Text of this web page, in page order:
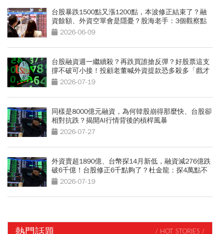
台股暴跌1500點又漲1200點，本波修正結束了？融
資餘額、外資空單會是隱憂？股海老手：3個觀察點
更重要
2026-06-09
台股融資週一繼續殺？再跌買誰搶反彈？好股票這支
撐不破可小接！投顧老董喊外資提款恐多殺多「戲才
上演」
2026-07-19
同樣是8000億元融資，為何韓股崩得那麼快、台股卻
相對抗跌？揭開AI行情背後的槓桿風暴
2026-07-27
外資賣超1890億、台幣探14月新低，融資減276億跌
破6千億！台股修正6千點夠了？杜金龍：探4萬點不
無可能
2026-07-19
/ HOT STORIES /